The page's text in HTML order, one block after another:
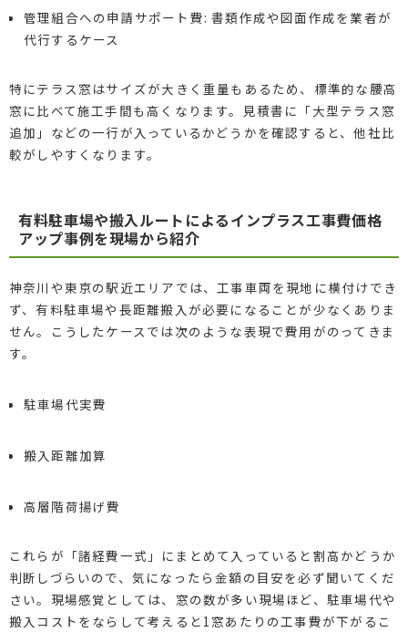
管理組合への申請サポート費: 書類作成や図面作成を業者が
代行するケース
特にテラス窓はサイズが大きく重量もあるため、標準的な腰高
窓に比べて施工手間も高くなります。見積書に「大型テラス窓
追加」などの一行が入っているかどうかを確認すると、他社比
較がしやすくなります。
有料駐車場や搬入ルートによるインプラス工事費価格
アップ事例を現場から紹介
神奈川や東京の駅近エリアでは、工事車両を現地に横付けでき
ず、有料駐車場や長距離搬入が必要になることが少なくありま
せん。こうしたケースでは次のような表現で費用がのってきま
す。
駐車場代実費
搬入距離加算
高層階荷揚げ費
これらが「諸経費一式」にまとめて入っていると割高かどうか
判断しづらいので、気になったら金額の目安を必ず聞いてくだ
さい。現場感覚としては、窓の数が多い現場ほど、駐車場代や
搬入コストをならして考えると1窓あたりの工事費が下がるこ